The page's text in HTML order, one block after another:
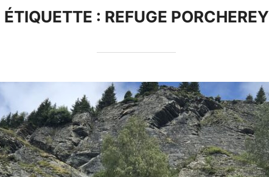
ÉTIQUETTE : REFUGE PORCHEREY